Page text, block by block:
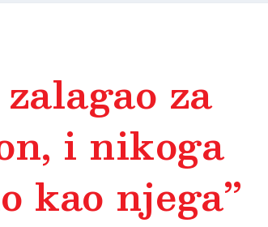
za
i nikoga
kao njega”